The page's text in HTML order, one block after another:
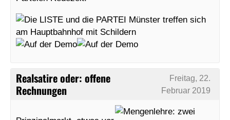
Realsatire oder: offene
Rechnungen
Freitag, 22.
Februar 2019